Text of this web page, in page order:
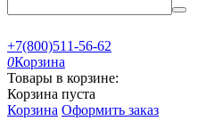
+7(800)511-56-62
0Корзина
Товары в корзине:
Корзина пуста
Корзина Оформить заказ